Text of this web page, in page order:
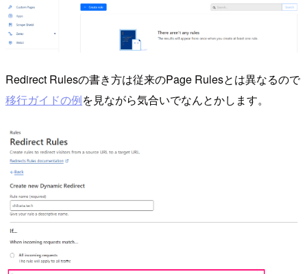
Redirect Rulesの書き方は従来のPage Rulesとは異なるので
移行ガイドの例を見ながら気合いでなんとかします。